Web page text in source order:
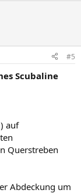
#5
Scubaline
auf
Querstreben
Abdeckung um